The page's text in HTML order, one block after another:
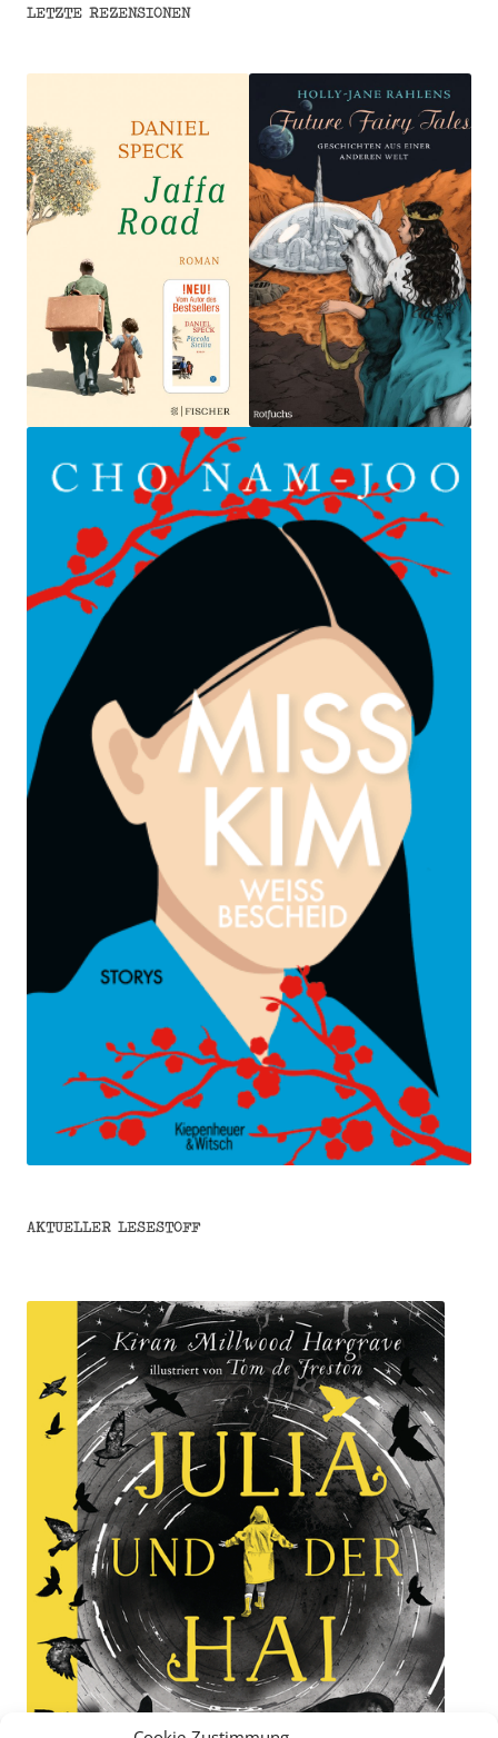
LETZTE REZENSIONEN
AKTUELLER LESESTOFF